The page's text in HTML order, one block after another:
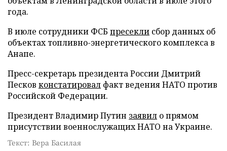
года.
В июле сотрудники ФСБ пресекли сбор данных об
объектах топливно-энергетического комплекса в
Анапе.
Пресс-секретарь президента России Дмитрий
Песков констатировал факт ведения НАТО против
Российской Федерации.
Президент Владимир Путин заявил о прямом
присутствии военнослужащих НАТО на Украине.
Текст: Вера Басилая